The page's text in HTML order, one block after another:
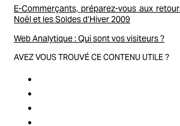
E-Commerçants, préparez-vous aux
Noël et les Soldes d’Hiver 2009
Web Analytique : Qui sont vos visiteurs ?
AVEZ VOUS TROUVÉ CE CONTENU UTILE ?